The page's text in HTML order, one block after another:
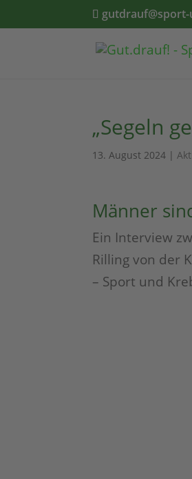
„Segeln
13. August 2024 |
Männer
Ein Interview
Rilling von der
– Sport und